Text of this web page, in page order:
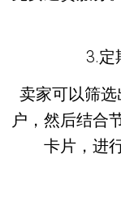
3.定
卖家可以筛
户，然后结合
卡片，进